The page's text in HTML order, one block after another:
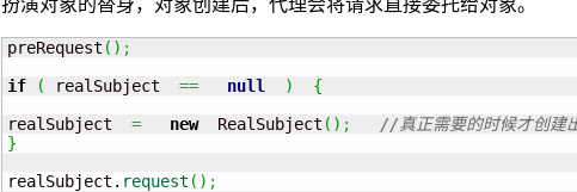
扮演对象的替身，对象创建后，代理会将请求直接委托给对象。
preRequest ( ) ;
if
( realSubject == null )
{
realSubject = new RealSubject ( ) ;
//真正需要的时候才创建
}
realSubject. request ( ) ;